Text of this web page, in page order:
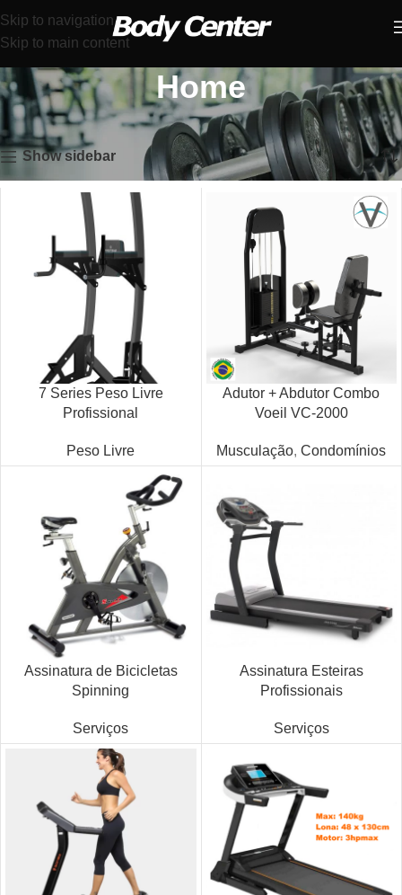
Skip to navigation
Skip to main content
Home
Início Home Exibindo 1–12 de 108 resultados
Show sidebar
7 Series Peso Livre
Profissional
Peso Livre
Adutor + Abdutor Combo
Voeil VC-2000
Musculação,Condomínios
Assinatura de Bicicletas
Spinning
Serviços
Assinatura Esteiras
Profissionais
Serviços